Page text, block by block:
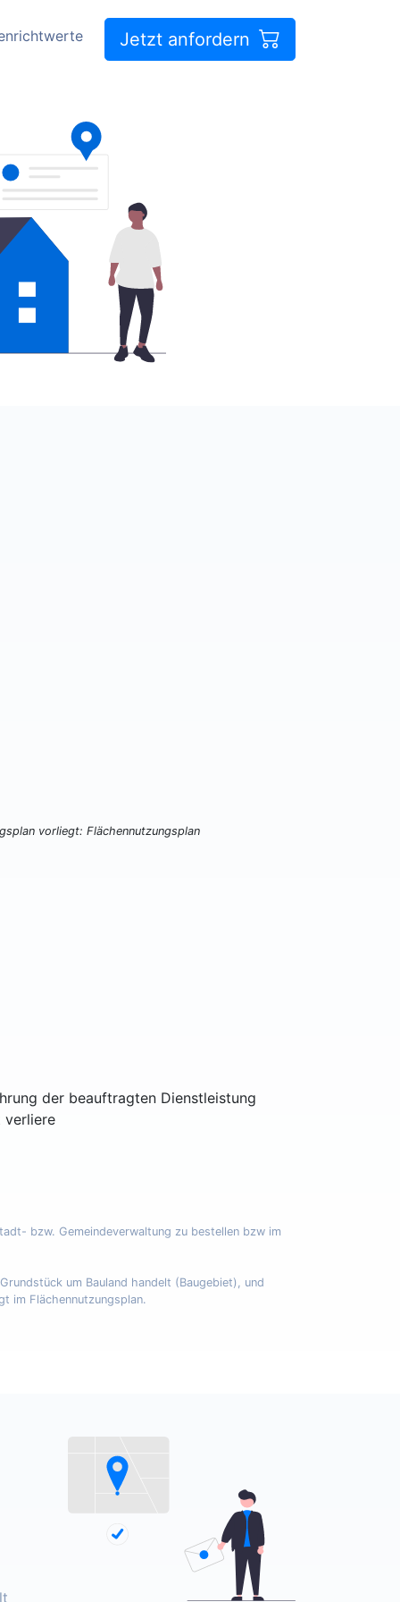
Jetzt anfordern
vorliegt: Flächennutzungsplan
der beauftragten Dienstleistung
verliere
bzw. Gemeindeverwaltung zu bestellen bzw im
um Bauland handelt (Baugebiet), und
im Flächennutzungsplan.